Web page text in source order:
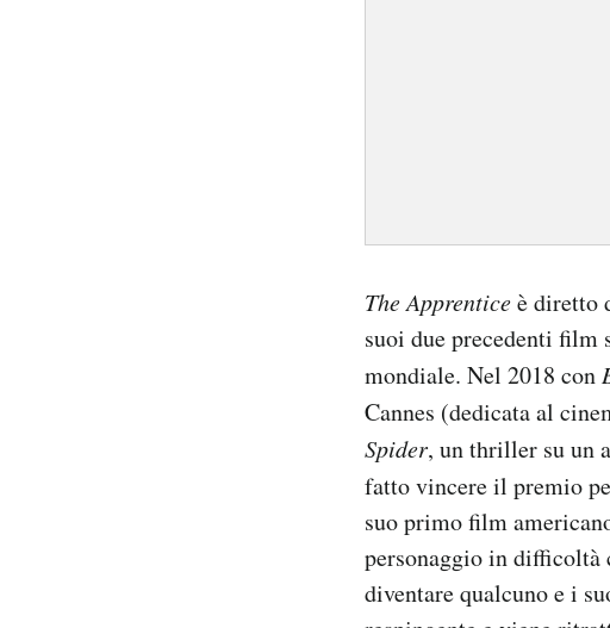
The Apprenticeè diretto
suoi due precedenti film
mondiale. Nel 2018 con
Cannes (dedicata al
Spider, un thriller su un
fatto vincere il premio
suo primo film
personaggio in difficoltà
diventare qualcuno e i